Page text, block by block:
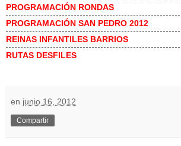
PROGRAMACIÓN RONDAS
PROGRAMACIÓN SAN PEDRO 2012
REINAS INFANTILES BARRIOS
RUTAS DESFILES
en junio 16, 2012
Compartir